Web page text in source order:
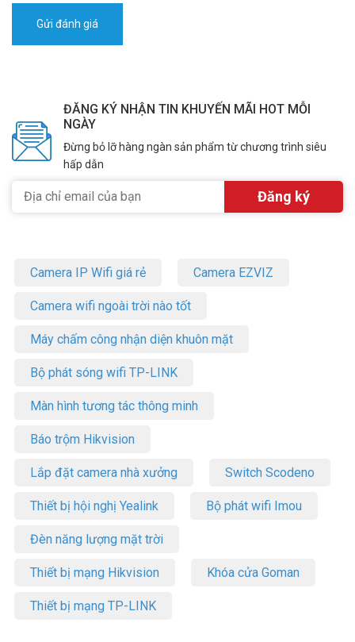
– Cảnh báo sự cố line điện thoại & nguồn điện AC, cảnh báo nguồn
accu dự phòng & pin cảm biến xuống dưới mức danh định.
– Nguồn cấp: 220VAC ± 15%, 50/60Hz.
– Bình điện dự phòng 12V – 7Ah/7.5Ah (mua rời) hoạt động ít nhất
24h khi mất hoàn toàn nguồn điện lưới.
– Kích thước: 264x260x80mm.
– Trọng lượng: 3.7Kg.
– Độ ẩm: 40 – 70%.
– Xuất xứ: Trung Quốc.
gia đình, cửa hàng, hoặc văn phòng với công nghệ 4G hiện đại. Liên
vui lòng liên hệ HOTLINE1900.9259để được hỗ trợ tốt nhất. Tham
ĐĂNG KÝ NHẬN TIN KHUYẾN MÃI HOT MỖI
NGÀY
Đừng bỏ lỡ hàng ngàn sản phẩm từ chương trình siêu
hấp dẫn
Camera IP Wifi giá rẻ Camera EZVIZ
Camera wifi ngoài trời nào tốt
Máy chấm công nhận diện khuôn mặt
Bộ phát sóng wifi TP-LINK
Màn hình tương tác thông minh
Báo trộm Hikvision
Lắp đặt camera nhà xưởng Switch Scodeno
Thiết bị hội nghị Yealink Bộ phát wifi Imou
Đèn năng lượng mặt trời
Thiết bị mạng Hikvision Khóa cửa Goman
Thiết bị mạng TP-LINK